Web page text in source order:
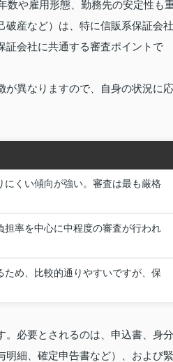
数や雇用形態、勤務先の安定性も
破産など）は、特に信販系保証会社
証会社に共通する審査ポイントで
が異なりますので、自身の状況に応
くい傾向が強い。審査は最も厳格
率を中心に中程度の審査が行われ
め、比較的通りやすいですが、保
。必要とされるのは、申込書、身分
明細、確定申告書など）、および緊